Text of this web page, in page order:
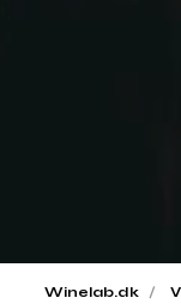
Winelab.dk